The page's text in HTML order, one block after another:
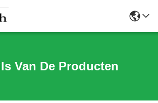
Van De Producten